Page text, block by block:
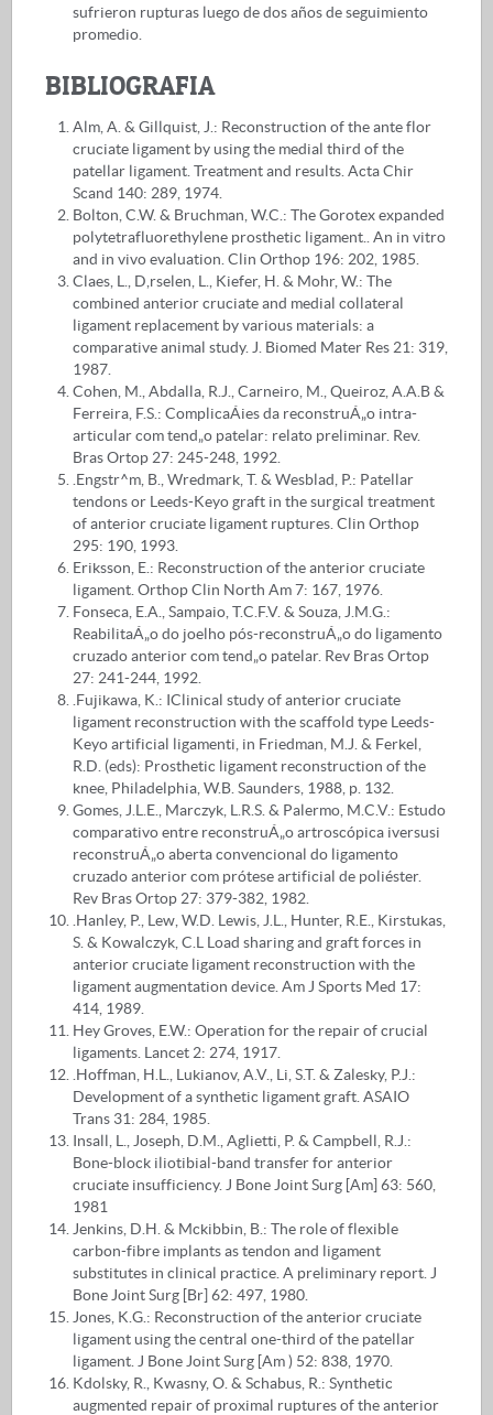
sufrieron rupturas luego de dos años de seguimiento
promedio.
BIBLIOGRAFIA
Alm, A. & Gillquist, J.: Reconstruction of the ante flor
cruciate ligament by using the medial third of the
patellar ligament. Treatment and results. Acta Chir
Scand 140: 289, 1974.
Bolton, C.W. & Bruchman, W.C.: The Gorotex expanded
polytetrafluorethylene prosthetic ligament.. An in vitro
and in vivo evaluation. Clin Orthop 196: 202, 1985.
Claes, L., D,rselen, L., Kiefer, H. & Mohr, W.: The
combined anterior cruciate and medial collateral
ligament replacement by various materials: a
comparative animal study. J. Biomed Mater Res 21: 319,
1987.
Cohen, M., Abdalla, R.J., Carneiro, M., Queiroz, A.A.B &
Ferreira, F.S.: ComplicaÁies da reconstruÁ„o intra-
articular com tend„o patelar: relato preliminar. Rev.
Bras Ortop 27: 245-248, 1992.
.Engstr^m, B., Wredmark, T. & Wesblad, P.: Patellar
tendons or Leeds-Keyo graft in the surgical treatment
of anterior cruciate ligament ruptures. Clin Orthop
295: 190, 1993.
Eriksson, E.: Reconstruction of the anterior cruciate
ligament. Orthop Clin North Am 7: 167, 1976.
Fonseca, E.A., Sampaio, T.C.F.V. & Souza, J.M.G.:
ReabilitaÁ„o do joelho pós-reconstruÁ„o do ligamento
cruzado anterior com tend„o patelar. Rev Bras Ortop
27: 241-244, 1992.
.Fujikawa, K.: IClinical study of anterior cruciate
ligament reconstruction with the scaffold type Leeds-
Keyo artificial ligamenti, in Friedman, M.J. & Ferkel,
R.D. (eds): Prosthetic ligament reconstruction of the
knee, Philadelphia, W.B. Saunders, 1988, p. 132.
Gomes, J.L.E., Marczyk, L.R.S. & Palermo, M.C.V.: Estudo
comparativo entre reconstruÁ„o artroscópica iversusi
reconstruÁ„o aberta convencional do ligamento
cruzado anterior com prótese artificial de poliéster.
Rev Bras Ortop 27: 379-382, 1982.
.Hanley, P., Lew, W.D. Lewis, J.L., Hunter, R.E., Kirstukas,
S. & Kowalczyk, C.L Load sharing and graft forces in
anterior cruciate ligament reconstruction with the
ligament augmentation device. Am J Sports Med 17:
414, 1989.
Hey Groves, E.W.: Operation for the repair of crucial
ligaments. Lancet 2: 274, 1917.
.Hoffman, H.L., Lukianov, A.V., Li, S.T. & Zalesky, P.J.:
Development of a synthetic ligament graft. ASAIO
Trans 31: 284, 1985.
Insall, L., Joseph, D.M., Aglietti, P. & Campbell, R.J.:
Bone-block iliotibial-band transfer for anterior
cruciate insufficiency. J Bone Joint Surg [Am] 63: 560,
1981
Jenkins, D.H. & Mckibbin, B.: The role of flexible
carbon-fibre implants as tendon and ligament
substitutes in clinical practice. A preliminary report. J
Bone Joint Surg [Br] 62: 497, 1980.
Jones, K.G.: Reconstruction of the anterior cruciate
ligament using the central one-third of the patellar
ligament. J Bone Joint Surg [Am ) 52: 838, 1970.
Kdolsky, R., Kwasny, O. & Schabus, R.: Synthetic
augmented repair of proximal ruptures of the anterior